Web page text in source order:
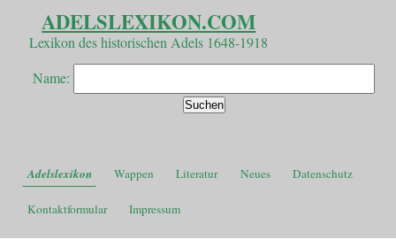
ADELSLEXIKON.COM
Lexikon des historischen Adels 1648-1918
Name:
Adelslexikon Wappen Literatur Neues Datenschutz
Kontaktformular Impressum